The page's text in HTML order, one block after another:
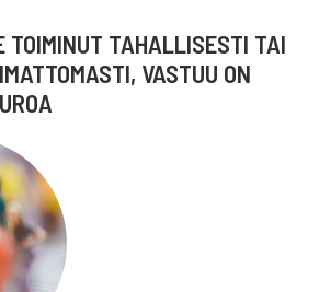
TOIMINUT TAHALLISESTI TAI
VASTUU ON